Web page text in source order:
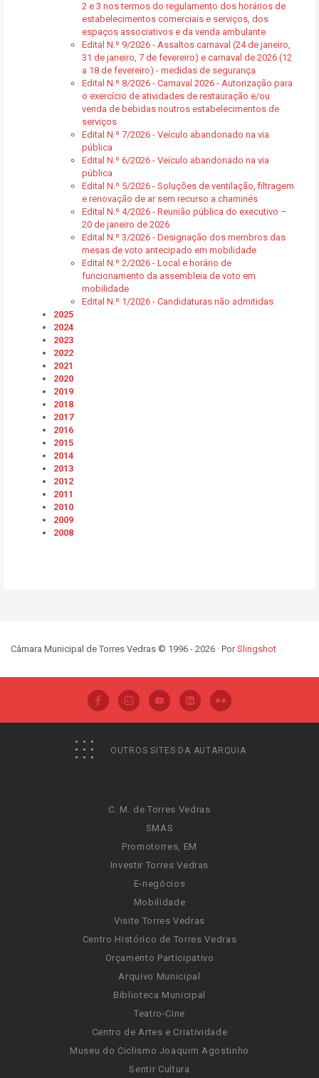
2 e 3 nos termos do regulamento dos horários de
estabelecimentos comerciais e serviços, dos
espaços associativos e da venda ambulante
Edital N.º 9/2026 - Assaltos carnaval (24 de janeiro,
31 de janeiro, 7 de fevereiro) e carnaval de 2026 (12
a 18 de fevereiro) - medidas de segurança
Edital N.º 8/2026 - Carnaval 2026 - Autorização para
o exercício de atividades de restauração e/ou
venda de bebidas noutros estabelecimentos de
serviços
Edital N.º 7/2026 - Veículo abandonado na via
pública
Edital N.º 6/2026 - Veículo abandonado na via
pública
Edital N.º 5/2026 - Soluções de ventilação, filtragem
e renovação de ar sem recurso a chaminés
Edital N.º 4/2026 - Reunião pública do executivo –
20 de janeiro de 2026
Edital N.º 3/2026 - Designação dos membros das
mesas de voto antecipado em mobilidade
Edital N.º 2/2026 - Local e horário de
funcionamento da assembleia de voto em
mobilidade
Edital N.º 1/2026 - Candidaturas não admitidas
2025
2024
2023
2022
2021
2020
2019
2018
2017
2016
2015
2014
2013
2012
2011
2010
2009
2008
Câmara Municipal de Torres Vedras © 1996 - 2026 · PorSlingshot
OUTROS SITES DA AUTARQUIA
C. M. de Torres Vedras
SMAS
Promotorres, EM
Investir Torres Vedras
E-negócios
Mobilidade
Visite Torres Vedras
Centro Histórico de Torres Vedras
Orçamento Participativo
Arquivo Municipal
Biblioteca Municipal
Teatro-Cine
Centro de Artes e Criatividade
Museu do Ciclismo Joaquim Agostinho
Sentir Cultura